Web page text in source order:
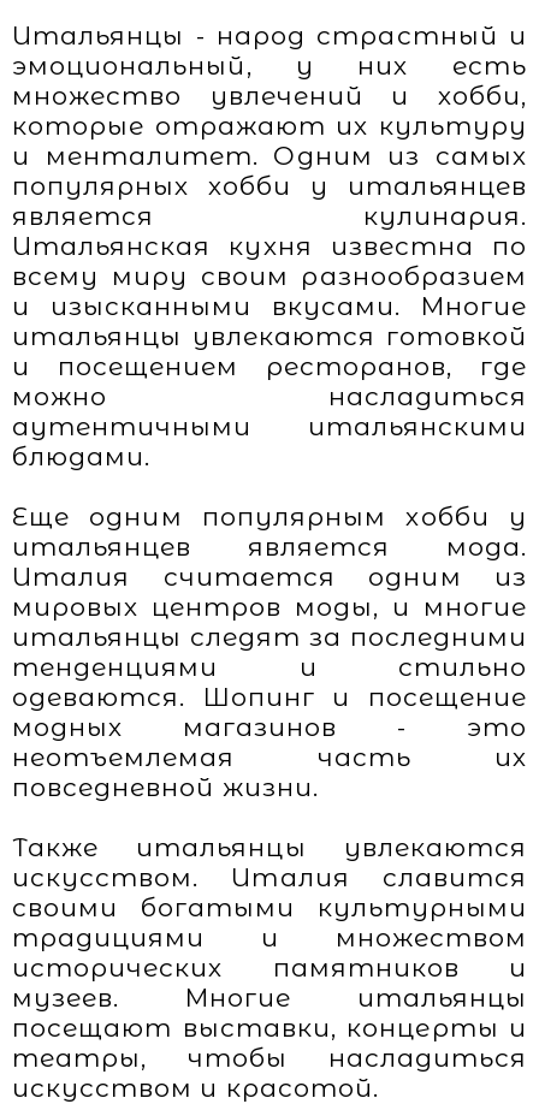
Итальянцы - народ страстный и
эмоциональный, у них есть
множество увлечений и хобби,
которые отражают их культуру
и менталитет. Одним из самых
популярных хобби у итальянцев
является кулинария.
Итальянская кухня известна по
всему миру своим разнообразием
и изысканными вкусами. Многие
итальянцы увлекаются готовкой
и посещением ресторанов, где
можно насладиться
аутентичными итальянскими
блюдами.
Еще одним популярным хобби у
итальянцев является мода.
Италия считается одним из
мировых центров моды, и многие
итальянцы следят за последними
тенденциями и стильно
одеваются. Шопинг и посещение
модных магазинов - это
неотъемлемая часть их
повседневной жизни.
Также итальянцы увлекаются
искусством. Италия славится
своими богатыми культурными
традициями и множеством
исторических памятников и
музеев. Многие итальянцы
посещают выставки, концерты и
театры, чтобы насладиться
искусством и красотой.